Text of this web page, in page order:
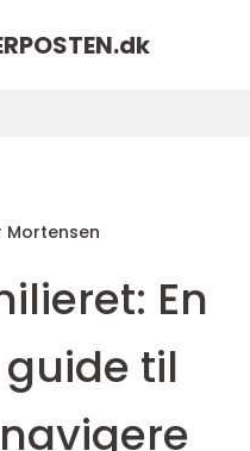
dk
Mortensen
En
til